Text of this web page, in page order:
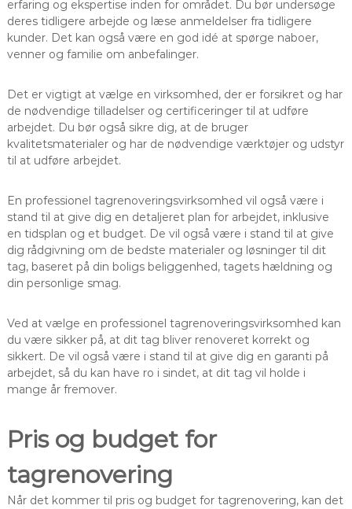
erfaring og ekspertise inden for området. Du bør undersøge
deres tidligere arbejde og læse anmeldelser fra tidligere
kunder. Det kan også være en god idé at spørge naboer,
venner og familie om anbefalinger.
Det er vigtigt at vælge en virksomhed, der er forsikret og har
de nødvendige tilladelser og certificeringer til at udføre
arbejdet. Du bør også sikre dig, at de bruger
kvalitetsmaterialer og har de nødvendige værktøjer og udstyr
til at udføre arbejdet.
En professionel tagrenoveringsvirksomhed vil også være i
stand til at give dig en detaljeret plan for arbejdet, inklusive
en tidsplan og et budget. De vil også være i stand til at give
dig rådgivning om de bedste materialer og løsninger til dit
tag, baseret på din boligs beliggenhed, tagets hældning og
din personlige smag.
Ved at vælge en professionel tagrenoveringsvirksomhed kan
du være sikker på, at dit tag bliver renoveret korrekt og
sikkert. De vil også være i stand til at give dig en garanti på
arbejdet, så du kan have ro i sindet, at dit tag vil holde i
mange år fremover.
Pris og budget for
tagrenovering
Når det kommer til pris og budget for tagrenovering, kan det